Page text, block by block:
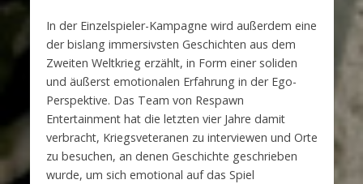
In der Einzelspieler-Kampagne wird außerdem eine
der bislang immersivsten Geschichten aus dem
Zweiten Weltkrieg erzählt, in Form einer soliden
und äußerst emotionalen Erfahrung in der Ego-
Perspektive. Das Team von Respawn
Entertainment hat die letzten vier Jahre damit
verbracht, Kriegsveteranen zu interviewen und Orte
zu besuchen, an denen Geschichte geschrieben
wurde, um sich emotional auf das Spiel